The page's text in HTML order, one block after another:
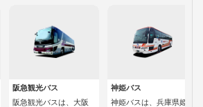
阪急観光バス
阪急観光バスは、大阪
神姫バス
神姫バスは、兵庫県姫